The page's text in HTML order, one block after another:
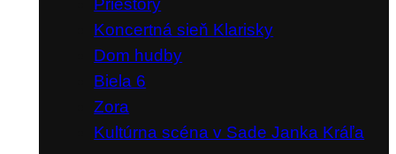
Priestory
Koncertná sieň Klarisky
Dom hudby
Biela 6
Zora
Kultúrna scéna v Sade Janka Kráľa